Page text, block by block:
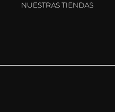
NUESTRAS TIENDAS